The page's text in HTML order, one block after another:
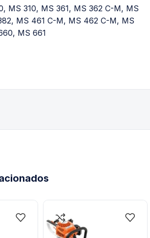
MS 310, MS 361, MS 362 C-M, MS
MS 461 C-M, MS 462 C-M, MS
MS 661